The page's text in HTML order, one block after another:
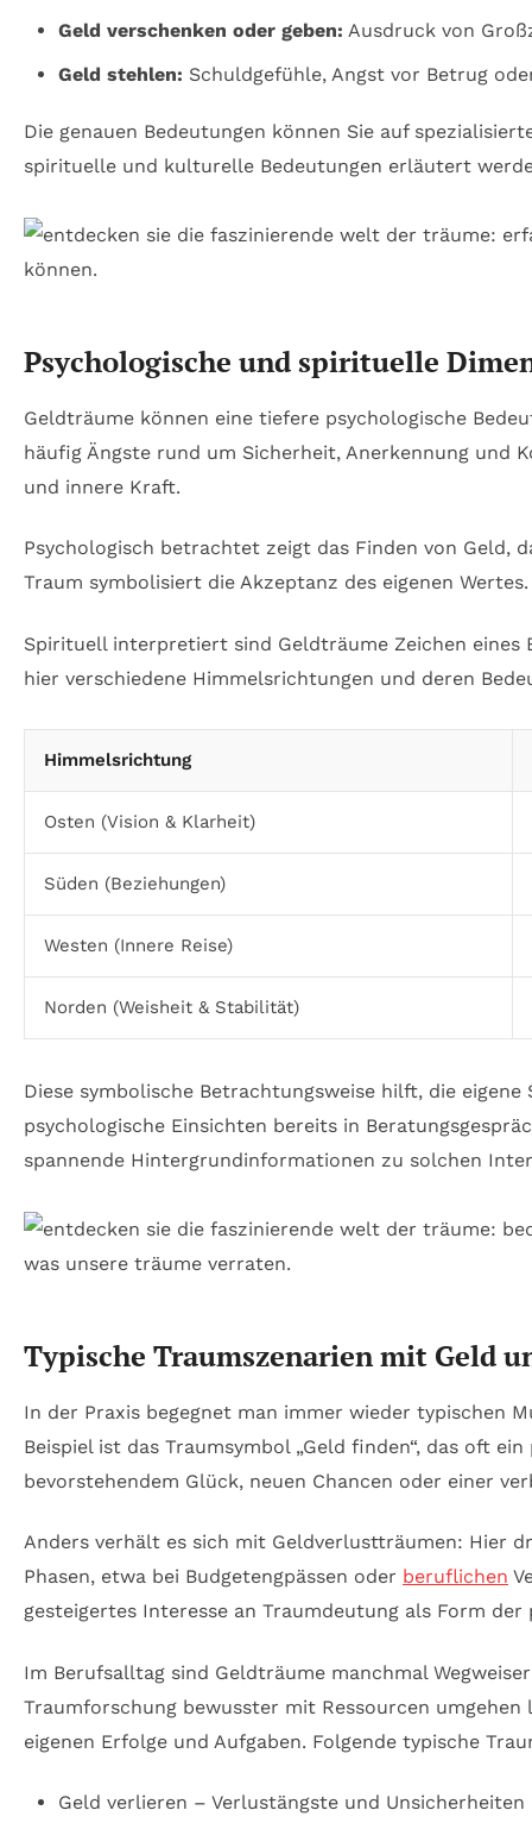
Geld verschenken oder geben: Ausdruck von
Geld stehlen: Schuldgefühle, Angst vor Betrug
Die genauen Bedeutungen können Sie auf
spirituelle und kulturelle Bedeutungen erläutert
Psychologische und spirituelle
Geldträume können eine tiefere psychologische
häufig Ängste rund um Sicherheit, Anerkennung und
und innere Kraft.
Psychologisch betrachtet zeigt das Finden von Geld,
Traum symbolisiert die Akzeptanz des eigenen
Spirituell interpretiert sind Geldträume Zeichen eines
hier verschiedene Himmelsrichtungen und deren
Himmelsrichtung
Osten (Vision & Klarheit)
Süden (Beziehungen)
Westen (Innere Reise)
Norden (Weisheit & Stabilität)
Diese symbolische Betrachtungsweise hilft, die
psychologische Einsichten bereits in
spannende Hintergrundinformationen zu solchen
Typische Traumszenarien mit Geld
In der Praxis begegnet man immer wieder typischen
Beispiel ist das Traumsymbol „Geld finden“, das oft
bevorstehendem Glück, neuen Chancen oder einer
Anders verhält es sich mit Geldverlustträumen: Hier
Phasen, etwa bei Budgetengpässen oder beruflichen
gesteigertes Interesse an Traumdeutung als Form
Im Berufsalltag sind Geldträume manchmal
Traumforschung bewusster mit Ressourcen
eigenen Erfolge und Aufgaben. Folgende typische
Geld verlieren – Verlustängste und Unsicherheiten